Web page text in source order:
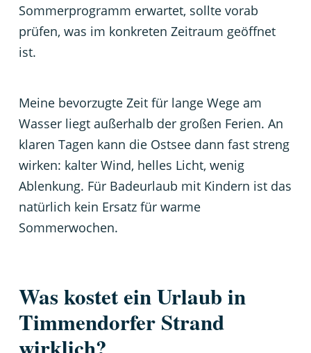
Sommerprogramm erwartet, sollte vorab
prüfen, was im konkreten Zeitraum geöffnet
ist.
Meine bevorzugte Zeit für lange Wege am
Wasser liegt außerhalb der großen Ferien. An
klaren Tagen kann die Ostsee dann fast streng
wirken: kalter Wind, helles Licht, wenig
Ablenkung. Für Badeurlaub mit Kindern ist das
natürlich kein Ersatz für warme
Sommerwochen.
Was kostet ein Urlaub in
Timmendorfer Strand